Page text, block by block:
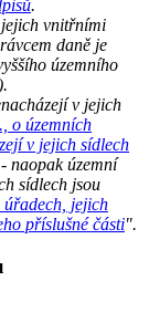
.
jejich vnitřními
daně je
územního
v jejich
o územních
v jejich sídlech
naopak územní
sídlech jsou
jejich
příslušné části".